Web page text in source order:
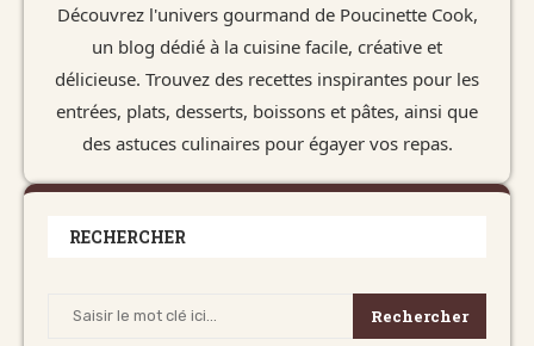
Découvrez l'univers gourmand de Poucinette Cook,
un blog dédié à la cuisine facile, créative et
délicieuse. Trouvez des recettes inspirantes pour les
entrées, plats, desserts, boissons et pâtes, ainsi que
des astuces culinaires pour égayer vos repas.
RECHERCHER
Rechercher